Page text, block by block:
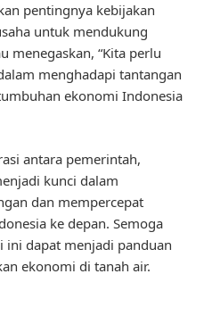
pentingnya kebijakan
untuk mendukung
menegaskan, “Kita perlu
menghadapi tantangan
ekonomi Indonesia
antara pemerintah,
kunci dalam
dan mempercepat
ke depan. Semoga
ini dapat menjadi panduan
ekonomi di tanah air.